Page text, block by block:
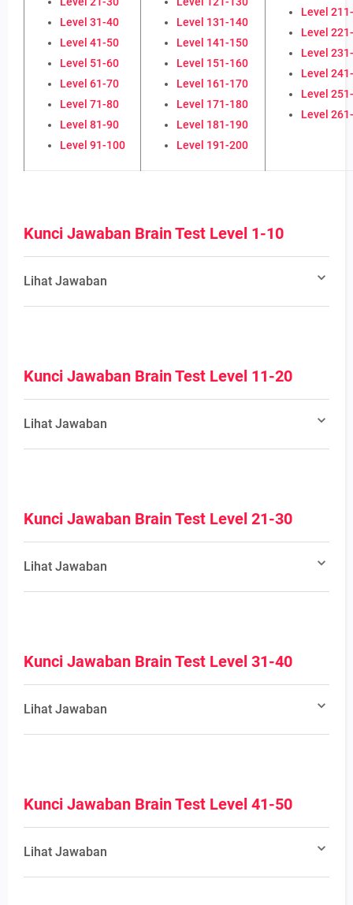
Level 31-40
Level 41-50
Level 51-60
Level 61-70
Level 71-80
Level 81-90
Level 91-100
Level 131-140
Level 141-150
Level 151-160
Level 161-170
Level 171-180
Level 181-190
Level 191-200
Level
Level
Level
Level
Level
Level
Kunci Jawaban Brain Test Level 1-10
Lihat Jawaban
Kunci Jawaban Brain Test Level 11-20
Lihat Jawaban
Kunci Jawaban Brain Test Level 21-30
Lihat Jawaban
Kunci Jawaban Brain Test Level 31-40
Lihat Jawaban
Kunci Jawaban Brain Test Level 41-50
Lihat Jawaban